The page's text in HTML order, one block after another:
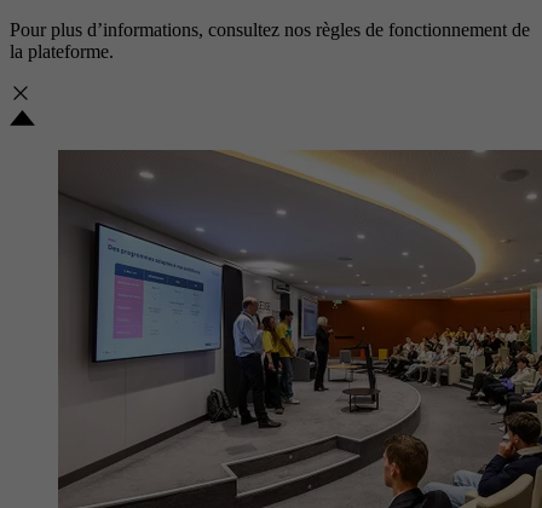
Pour plus d’informations, consultez nos règles de fonctionnement de
la plateforme.